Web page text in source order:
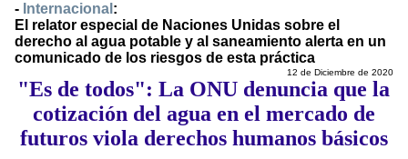
- Internacional :
El relator especial de Naciones Unidas sobre el
derecho al agua potable y al saneamiento alerta en un
comunicado de los riesgos de esta práctica
12 de Diciembre de 2020
"Es de todos": La ONU denuncia que la
cotización del agua en el mercado de
futuros viola derechos humanos básicos